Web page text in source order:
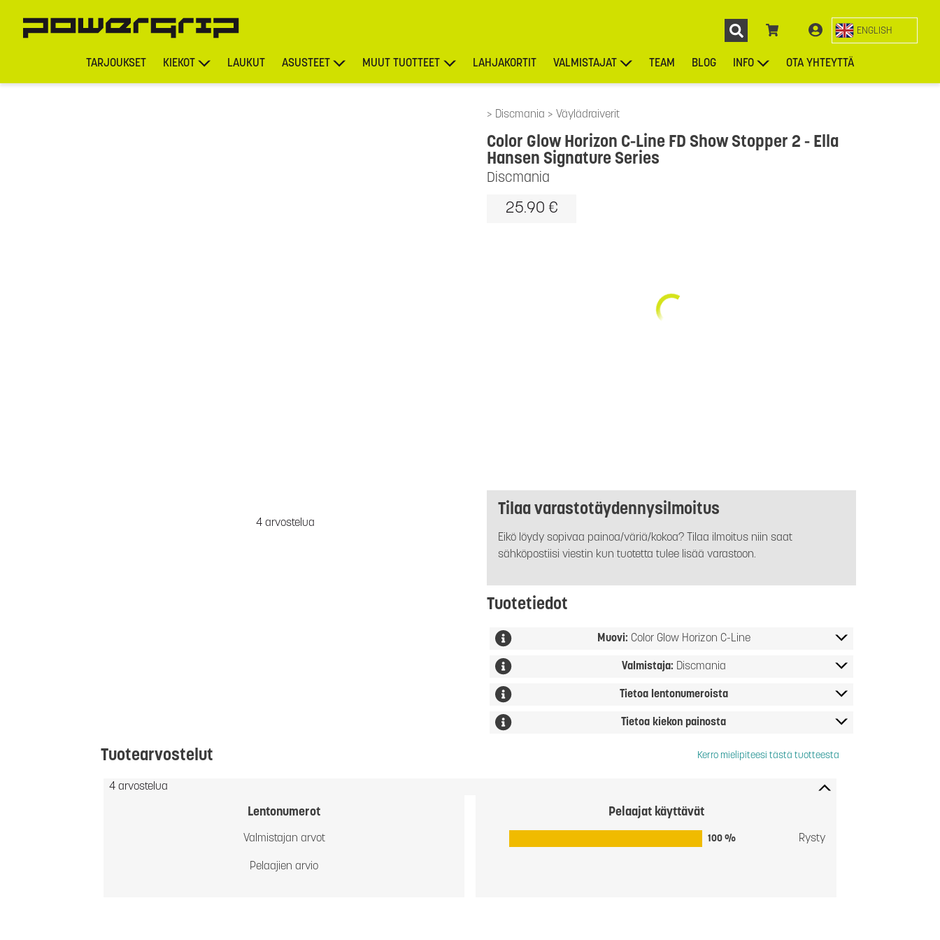
ENGLISH
TARJOUKSET KIEKOT LAUKUT ASUSTEET MUUT TUOTTEET LAHJAKORTIT VALMISTAJAT TEAM BLOG INFO OTA YHTEYTTÄ
Discmania Väylädraiverit
4 arvostelua
Discmania
Color Glow Horizon C-Line FD Show Stopper 2 - Ella
Hansen Signature Series
25.90 €
Tilaa varastotäydennysilmoitus
Eikö löydy sopivaa painoa/väriä/kokoa? Tilaa ilmoitus niin saat
sähköpostiisi viestin kun tuotetta tulee lisää varastoon.
Tuotetiedot
Muovi: Color Glow Horizon C-Line
Valmistaja: Discmania
Tietoa lentonumeroista
Tietoa kiekon painosta
Tuotearvostelut Kerro mielipiteesi tästä tuotteesta
4 arvostelua
Lentonumerot
Valmistajan arvot
Pelaajien arvio
Pelaajat käyttävät
100 % Rysty